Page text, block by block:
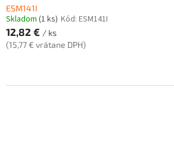
ESM141I
Skladom (1 ks) Kód: ESM141I
12,82 € / ks
(15,77 € vrátane DPH)